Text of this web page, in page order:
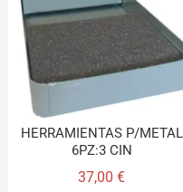
HERRAMIENTAS P/METAL
6PZ:3 CIN
37,00€